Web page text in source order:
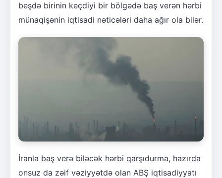
beşdə birinin keçdiyi bir bölgədə baş verən hərbi
münaqişənin iqtisadi nəticələri daha ağır ola bilər.
İranla baş verə biləcək hərbi qarşıdurma, hazırda
onsuz da zəif vəziyyətdə olan ABŞ iqtisadiyyatı